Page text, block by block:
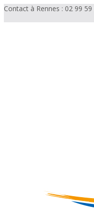
Contact à Rennes : 02 99 59